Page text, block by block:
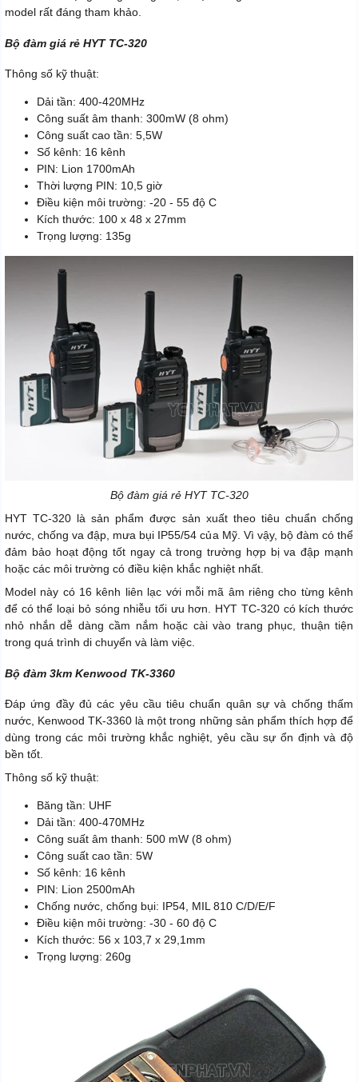
model rất đáng tham khảo.
Bộ đàm giá rẻ HYT TC-320
Thông số kỹ thuật:
Dải tần: 400-420MHz
Công suất âm thanh: 300mW (8 ohm)
Công suất cao tần: 5,5W
Số kênh: 16 kênh
PIN: Lion 1700mAh
Thời lượng PIN: 10,5 giờ
Điều kiện môi trường: -20 - 55 độ C
Kích thước: 100 x 48 x 27mm
Trọng lượng: 135g
Bộ đàm giá rẻ HYT TC-320
HYT TC-320 là sản phẩm được sản xuất theo tiêu chuẩn chống
nước, chống va đập, mưa bụi IP55/54 của Mỹ. Vì vậy, bộ đàm có thể
đảm bảo hoạt động tốt ngay cả trong trường hợp bị va đập mạnh
hoặc các môi trường có điều kiện khắc nghiệt nhất.
Model này có 16 kênh liên lạc với mỗi mã âm riêng cho từng kênh
để có thể loại bỏ sóng nhiễu tối ưu hơn. HYT TC-320 có kích thước
nhỏ nhắn dễ dàng cầm nắm hoặc cài vào trang phục, thuận tiện
trong quá trình di chuyển và làm việc.
Bộ đàm 3km Kenwood TK-3360
Đáp ứng đầy đủ các yêu cầu tiêu chuẩn quân sự và chống thấm
nước, Kenwood TK-3360 là một trong những sản phẩm thích hợp để
dùng trong các môi trường khắc nghiệt, yêu cầu sự ổn định và độ
bền tốt.
Thông số kỹ thuật:
Băng tần: UHF
Dải tần: 400-470MHz
Công suất âm thanh: 500 mW (8 ohm)
Công suất cao tần: 5W
Số kênh: 16 kênh
PIN: Lion 2500mAh
Chống nước, chống bụi: IP54, MIL 810 C/D/E/F
Điều kiện môi trường: -30 - 60 độ C
Kích thước: 56 x 103,7 x 29,1mm
Trọng lượng: 260g